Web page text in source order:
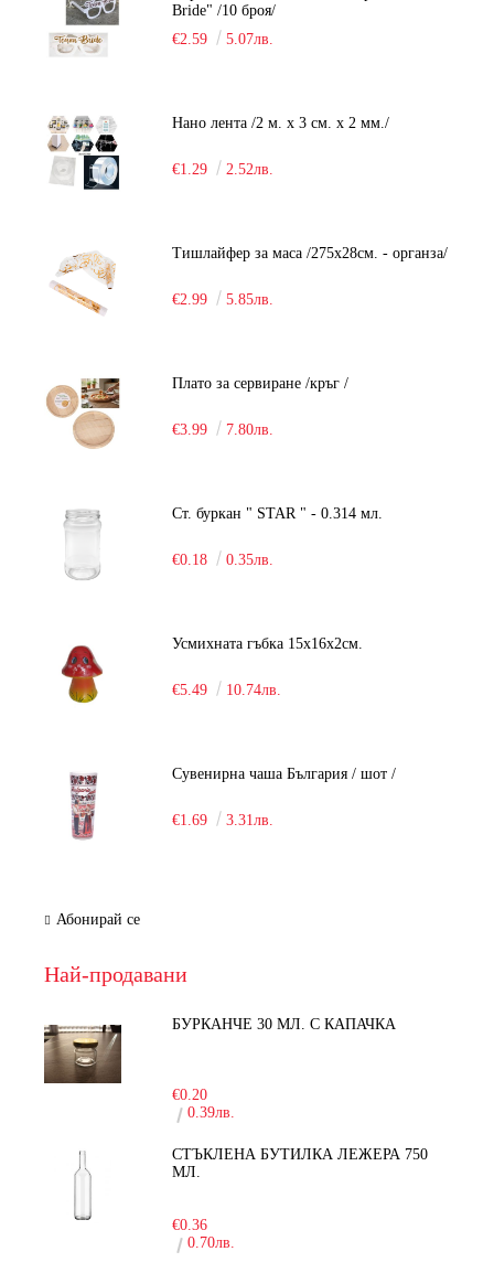
Bride" /10 броя/
€2.59
5.07лв.
Нано лента /2 м. х 3 см. х 2 мм./
€1.29 2.52лв.
Тишлайфер за маса /275х28см. - органза/
€2.99 5.85лв.
Плато за сервиране /кръг /
€3.99 7.80лв.
Ст. буркан " STAR " - 0.314 мл.
€0.18 0.35лв.
Усмихната гъбка 15х16х2см.
€5.49 10.74лв.
Сувенирна чаша България / шот /
€1.69 3.31лв.
Абонирай се
Най-продавани
БУРКАНЧЕ 30 МЛ. С КАПАЧКА
€0.20
0.39лв.
СТЪКЛЕНА БУТИЛКА ЛЕЖЕРА 750
МЛ.
€0.36
0.70лв.